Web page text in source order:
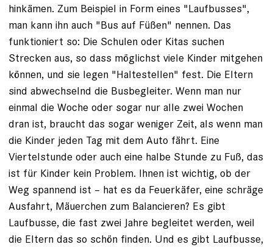
hinkämen. Zum Beispiel in Form eines "Laufbusses",
man kann ihn auch "Bus auf Füßen" nennen. Das
funktioniert so: Die Schulen oder Kitas suchen
Strecken aus, so dass möglichst viele Kinder mitgehen
können, und sie legen "Haltestellen" fest. Die Eltern
sind abwechselnd die Busbegleiter. Wenn man nur
einmal die Woche oder sogar nur alle zwei Wochen
dran ist, braucht das sogar weniger Zeit, als wenn man
die ­Kinder jeden Tag mit dem Auto fährt. Eine
Viertelstunde oder auch eine halbe Stunde zu Fuß, das
ist für Kinder kein Problem. Ihnen ist wichtig, ob der
Weg ­spannend ist – hat es da Feuerkäfer, eine schräge
Ausfahrt, ­Mäuerchen zum Balancieren? Es gibt
Laufbusse, die fast zwei Jahre begleitet werden, weil
die Eltern das so schön finden. Und es gibt Laufbusse,